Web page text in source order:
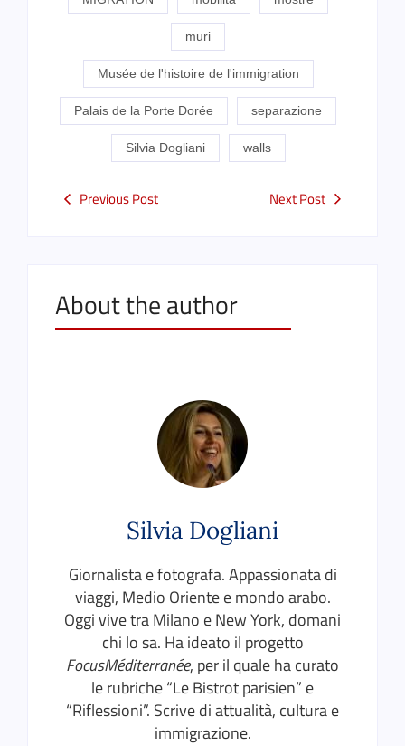
muri
Musée de l'histoire de l'immigration
Palais de la Porte Dorée separazione
Silvia Dogliani walls
Previous Post Next Post
About the author
Silvia Dogliani
Giornalista e fotografa. Appassionata di
viaggi, Medio Oriente e mondo arabo.
Oggi vive tra Milano e New York, domani
chi lo sa. Ha ideato il progetto
FocusMéditerranée, per il quale ha curato
le rubriche “Le Bistrot parisien” e
“Riflessioni”. Scrive di attualità, cultura e
immigrazione.